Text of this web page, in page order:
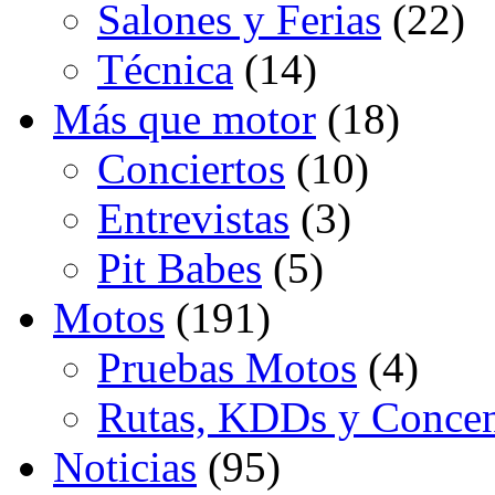
Salones y Ferias (22)
Técnica (14)
Más que motor (18)
Conciertos (10)
Entrevistas (3)
Pit Babes (5)
Motos (191)
Pruebas Motos (4)
Rutas, KDDs y
Noticias (95)